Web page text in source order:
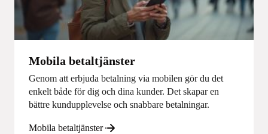
Mobila betaltjänster
Genom att erbjuda betalning via mobilen gör du det
enkelt både för dig och dina kunder. Det skapar en
bättre kundupplevelse och snabbare betalningar.
Mobila betaltjänster